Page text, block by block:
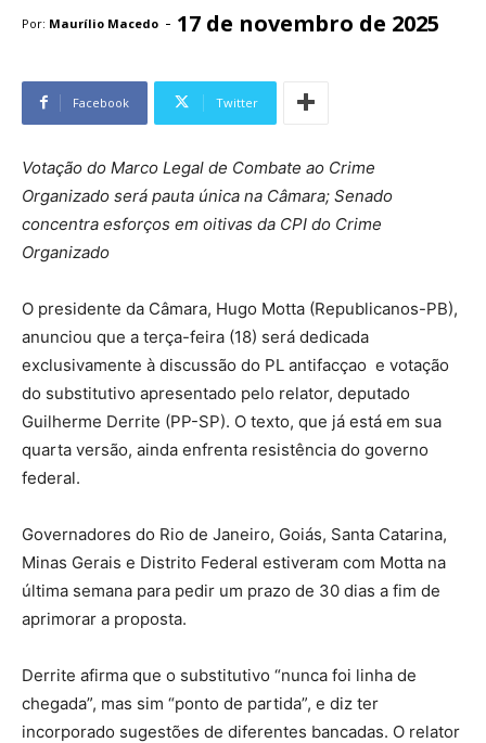
Por: Maurílio Macedo - 17 de novembro de 2025
Facebook Twitter
Votação do Marco Legal de Combate ao Crime
Organizado será pauta única na Câmara; Senado
concentra esforços em oitivas da CPI do Crime
Organizado
O presidente da Câmara, Hugo Motta (Republicanos-PB),
anunciou que a terça-feira (18) será dedicada
exclusivamente à discussão do PL antifacçao e votação
do substitutivo apresentado pelo relator, deputado
Guilherme Derrite (PP-SP). O texto, que já está em sua
quarta versão, ainda enfrenta resistência do governo
federal.
Governadores do Rio de Janeiro, Goiás, Santa Catarina,
Minas Gerais e Distrito Federal estiveram com Motta na
última semana para pedir um prazo de 30 dias a fim de
aprimorar a proposta.
Derrite afirma que o substitutivo “nunca foi linha de
chegada”, mas sim “ponto de partida”, e diz ter
incorporado sugestões de diferentes bancadas. O relator